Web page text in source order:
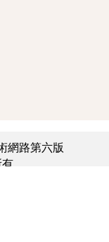
網路第六版
有